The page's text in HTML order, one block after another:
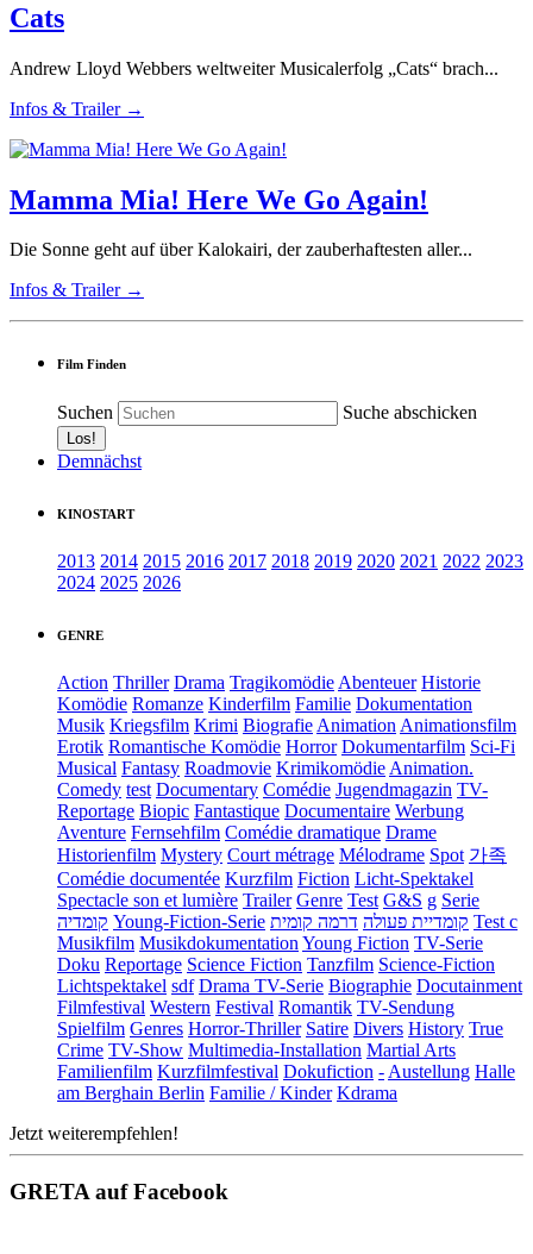
Cats
Andrew Lloyd Webbers weltweiter Musicalerfolg „Cats“ brach...
Infos & Trailer →
Mamma Mia! Here We Go Again!
Die Sonne geht auf über Kalokairi, der zauberhaftesten aller...
Infos & Trailer →
Film Finden
Suchen Suche abschicken
Demnächst
KINOSTART
2013 2014 2015 2016 2017 2018 2019 2020 2021 2022 2023
2024 2025 2026
GENRE
Action Thriller Drama Tragikomödie Abenteuer Historie
Komödie Romanze Kinderfilm Familie Dokumentation
Musik Kriegsfilm Krimi Biografie Animation Animationsfilm
Erotik Romantische Komödie Horror Dokumentarfilm Sci-Fi
Musical Fantasy Roadmovie Krimikomödie Animation.
Comedy test Documentary Comédie Jugendmagazin TV-
Reportage Biopic Fantastique Documentaire Werbung
Aventure Fernsehfilm Comédie dramatique Drame
Historienfilm Mystery Court métrage Mélodrame Spot 가족
Comédie documentée Kurzfilm Fiction Licht-Spektakel
Spectacle son et lumière Trailer Genre Test G&S g Serie
קומדיה Young-Fiction-Serie קומדיית פעולה דרמה קומית
Test c
Musikfilm Musikdokumentation Young Fiction TV-Serie
Doku Reportage Science Fiction Tanzfilm Science-Fiction
Lichtspektakel sdf Drama TV-Serie Biographie Docutainment
Filmfestival Western Festival Romantik TV-Sendung
Spielfilm Genres Horror-Thriller Satire Divers History True
Crime TV-Show Multimedia-Installation Martial Arts
Familienfilm Kurzfilmfestival Dokufiction - Austellung Halle
am Berghain Berlin Familie / Kinder Kdrama
Jetzt weiterempfehlen!
GRETA auf Facebook